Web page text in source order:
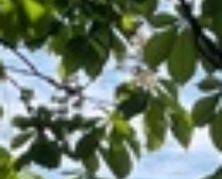
Om SV
Starta studiecirkel
Cirkelledare
Nyheter
Avdelningar
Lyssna